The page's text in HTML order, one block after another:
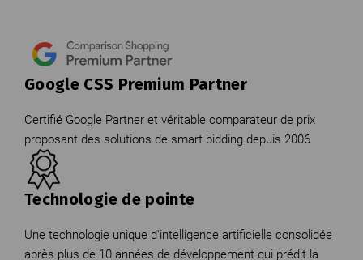
Google CSS Premium Partner
Certifié Google Partner et véritable comparateur de prix
proposant des solutions de smart bidding depuis 2006
Technologie de pointe
Une technologie unique d'intelligence artificielle consolidée
après plus de 10 années de développement qui prédit la